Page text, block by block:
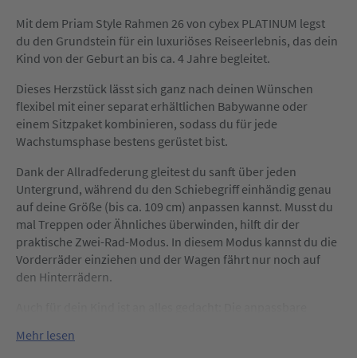
Mit dem Priam Style Rahmen 26 von cybex PLATINUM legst
du den Grundstein für ein luxuriöses Reiseerlebnis, das dein
Kind von der Geburt an bis ca. 4 Jahre begleitet.
Dieses Herzstück lässt sich ganz nach deinen Wünschen
flexibel mit einer separat erhältlichen Babywanne oder
einem Sitzpaket kombinieren, sodass du für jede
Wachstumsphase bestens gerüstet bist.
Dank der Allradfederung gleitest du sanft über jeden
Untergrund, während du den Schiebegriff einhändig genau
auf deine Größe (bis ca. 109 cm) anpassen kannst. Musst du
mal Treppen oder Ähnliches überwinden, hilft dir der
praktische Zwei-Rad-Modus. In diesem Modus kannst du die
Vorderräder einziehen und der Wagen fährt nur noch auf
den Hinterrädern.
euren Ausflügen.
Mehr lesen